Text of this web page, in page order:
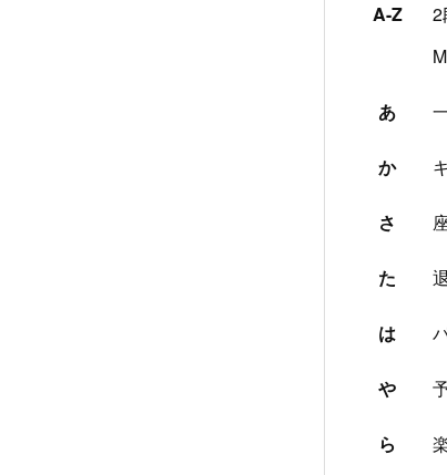
A-Z 2
あ
か
さ
た
は
や
ら